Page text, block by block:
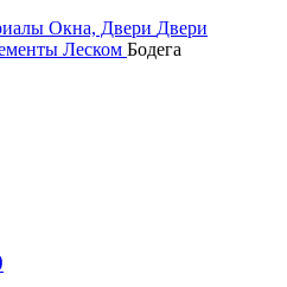
Окна, Двери Двери
Леском Бодега